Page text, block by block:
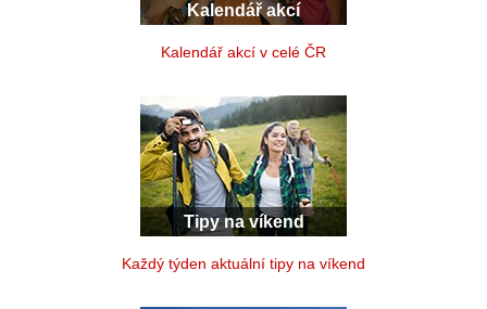
Kalendář akcí
Kalendář akcí v celé ČR
Tipy na víkend
Každý týden aktuální tipy na víkend